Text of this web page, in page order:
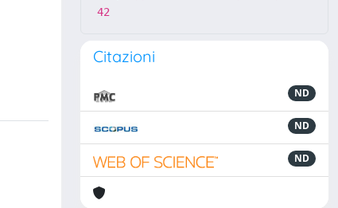
42
Citazioni
ND
ND
ND